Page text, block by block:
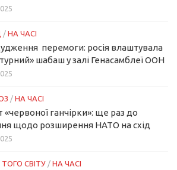
/ НА ЧАСІ
перемоги: росія влаштувала
шабаш у залі Генасамблеї ООН
/ НА ЧАСІ
«червоної ганчірки»: ще раз до
щодо розширення НАТО на схід
ТОГО СВІТУ / НА ЧАСІ